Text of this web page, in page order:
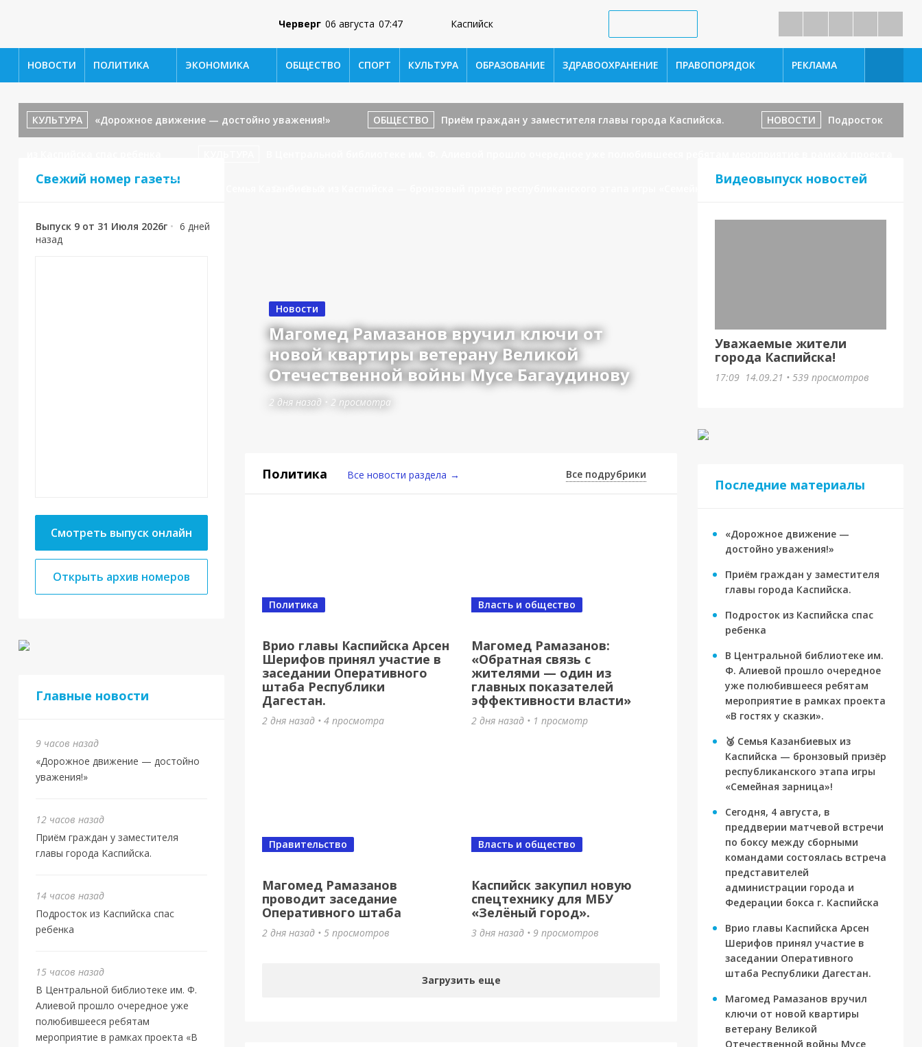
Черверг 06 августа 07:47 Каспийск
НОВОСТИ ПОЛИТИКА ЭКОНОМИКА ОБЩЕСТВО СПОРТ КУЛЬТУРА ОБРАЗОВАНИЕ ЗДРАВООХРАНЕНИЕ ПРАВОПОРЯДОК РЕКЛАМА
КУЛЬТУРА «Дорожное движение — достойно уважения!» ОБЩЕСТВО Приём граждан у заместителя главы города Каспийска. НОВОСТИ Подросток
«В гостях у сказки». 🥉 Семья Казанбиевых из Каспийска — бронзовый призёр республиканского этапа игры «Семейная зарница»!
Свежий номер газеты
Выпуск 9 от 31 Июля 2026г • 6 дней
назад
Смотреть выпуск онлайн
Открыть архив номеров
Главные новости
9 часов назад
«Дорожное движение — достойно
уважения!»
12 часов назад
Приём граждан у заместителя
главы города Каспийска.
14 часов назад
Подросток из Каспийска спас
ребенка
15 часов назад
В Центральной библиотеке им. Ф.
Алиевой прошло очередное уже
полюбившееся ребятам
мероприятие в рамках проекта «В
Новости
Магомед Рамазанов вручил ключи от
новой квартиры ветерану Великой
Отечественной войны Мусе Багаудинову
2 дня назад 2 просмотра
Власть и общество
МБУ «Зелёный город».
3 дня назад• 9 просмотров
Юбилей большой победы: 50 лет
олимпийскому триумфу Владимира
Юмина
Политика Все новости раздела → Все подрубрики
Врио главы Каспийска Арсен
Шерифов принял участие в
заседании Оперативного
штаба Республики
Дагестан.
Политика
2 дня назад • 4 просмотра
Магомед Рамазанов:
«Обратная связь с
жителями — один из
главных показателей
эффективности власти»
Власть и общество
2 дня назад • 1 просмотр
Магомед Рамазанов
проводит заседание
Оперативного штаба
Правительство
2 дня назад • 5 просмотров
Каспийск закупил новую
спецтехнику для МБУ
«Зелёный город».
Власть и общество
3 дня назад • 9 просмотров
Загрузить еще
Видеовыпуск новостей
Уважаемые жители
города Каспийска!
17:09 14.09.21 • 539 просмотров
Последние материалы
«Дорожное движение —
достойно уважения!»
Приём граждан у заместителя
главы города Каспийска.
Подросток из Каспийска спас
ребенка
В Центральной библиотеке им.
Ф. Алиевой прошло очередное
уже полюбившееся ребятам
мероприятие в рамках проекта
«В гостях у сказки».
🥉 Семья Казанбиевых из
Каспийска — бронзовый призёр
республиканского этапа игры
«Семейная зарница»!
Сегодня, 4 августа, в
преддверии матчевой встречи
по боксу между сборными
командами состоялась встреча
представителей
администрации города и
Федерации бокса г. Каспийска
Врио главы Каспийска Арсен
Шерифов принял участие в
заседании Оперативного
штаба Республики Дагестан.
Магомед Рамазанов вручил
ключи от новой квартиры
ветерану Великой
Отечественной войны Мусе